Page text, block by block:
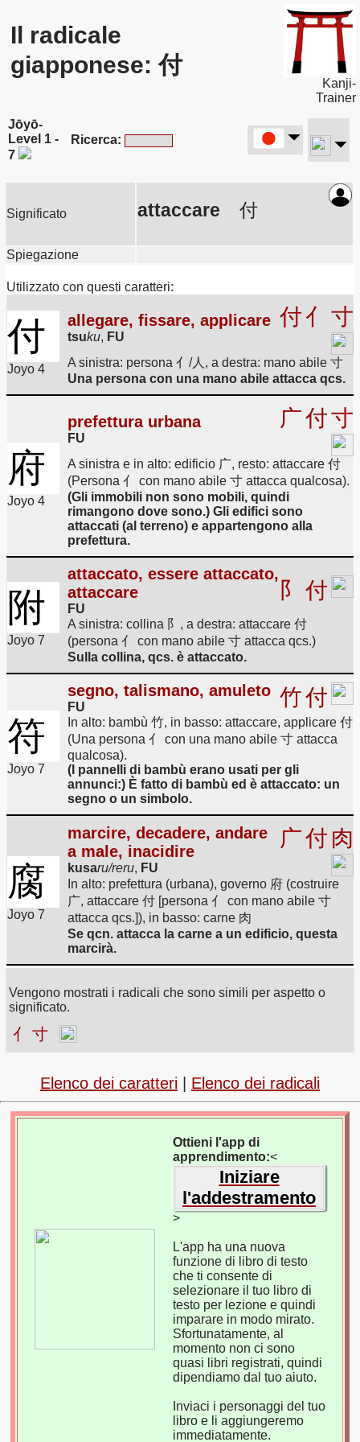
Il radicale
giapponese: 付
Kanji-
Trainer
Jōyō-
Level 1 -
7
Ricerca:
Significato attaccare 付
Spiegazione
Utilizzato con questi caratteri:
付
Joyo 4
allegare, fissare, applicare
tsuku, FU
付亻 寸
A sinistra: persona 亻/人, a destra: mano abile 寸
Una persona con una mano abile attacca qcs.
府
Joyo 4
prefettura urbana
FU
广付寸
A sinistra e in alto: edificio 广, resto: attaccare 付
(Persona 亻 con mano abile 寸 attacca qualcosa).
(Gli immobili non sono mobili, quindi
rimangono dove sono.) Gli edifici sono
attaccati (al terreno) e appartengono alla
prefettura.
附
Joyo 7
attaccato, essere attaccato,
attaccare
FU
阝 付
A sinistra: collina 阝, a destra: attaccare 付
(persona 亻 con mano abile 寸 attacca qcs.)
Sulla collina, qcs. è attaccato.
符
Joyo 7
segno, talismano, amuleto
FU 竹付
In alto: bambù 竹, in basso: attaccare, applicare 付
(Una persona 亻 con una mano abile 寸 attacca
qualcosa).
(I pannelli di bambù erano usati per gli
annunci:) È fatto di bambù ed è attaccato: un
segno o un simbolo.
腐
Joyo 7
marcire, decadere, andare
a male, inacidire
kusaru/reru, FU
广付 肉
In alto: prefettura (urbana), governo 府 (costruire
广, attaccare 付 [persona 亻 con mano abile 寸
attacca qcs.]), in basso: carne 肉
Se qcn. attacca la carne a un edificio, questa
marcirà.
Vengono mostrati i radicali che sono simili per aspetto o
significato.
亻 寸
Elenco dei caratteri Elenco dei radicali
Ottieni l'app di
apprendimento:<
Iniziare
l'addestramento
>
L'app ha una nuova
funzione di libro di testo
che ti consente di
selezionare il tuo libro di
testo per lezione e quindi
imparare in modo mirato.
Sfortunatamente, al
momento non ci sono
quasi libri registrati, quindi
dipendiamo dal tuo aiuto.
Inviaci i personaggi del tuo
libro e li aggiungeremo
immediatamente.